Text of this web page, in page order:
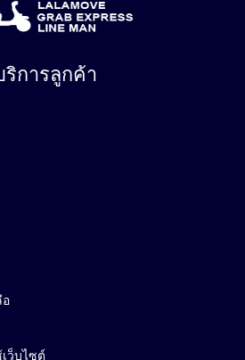
ริการลูกค้า
ว็บไซต์